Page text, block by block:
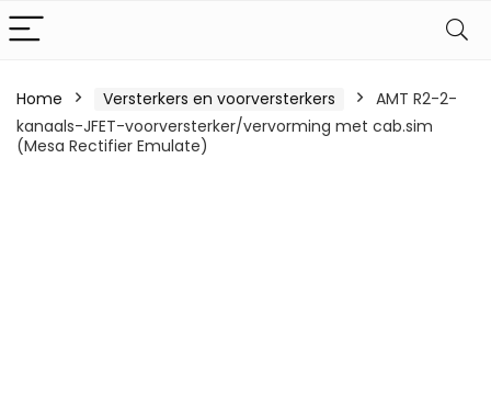
Home Versterkers en voorversterkers
AMT R2-2-
kanaals-JFET-voorversterker/vervorming met cab.sim
(Mesa Rectifier Emulate)